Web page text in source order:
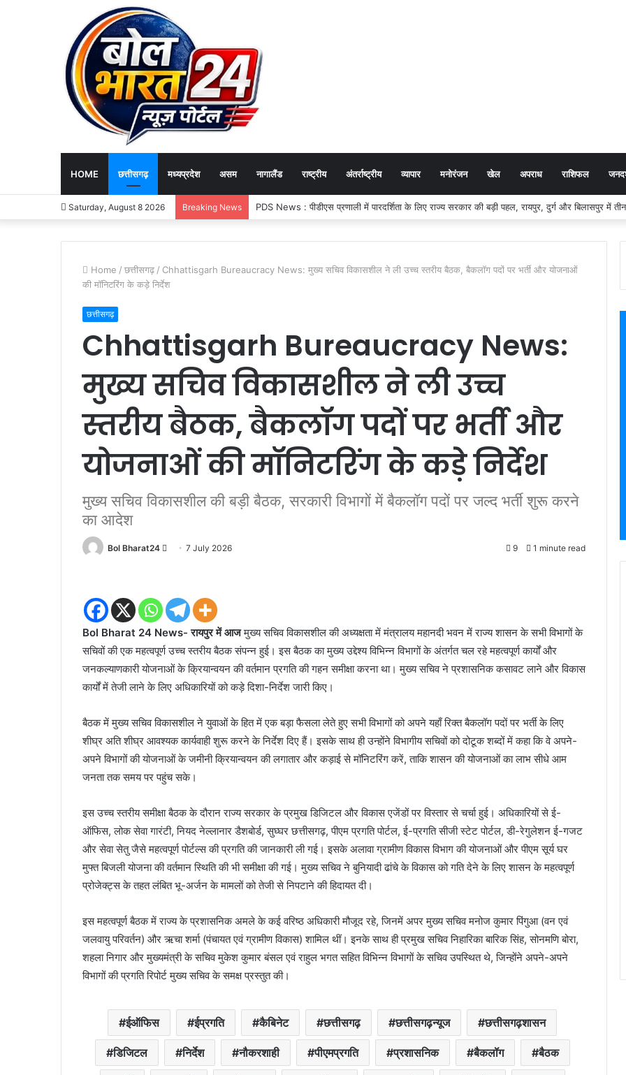
HOME छत्तीसगढ़ मध्यप्रदेश असम नागालैंड राष्ट्रीय अंतर्राष्ट्रीय व्यापार मनोरंजन खेल अपराध राशिफल
Saturday, August 8 2026 Breaking News PDS News : पीडीएस प्रणाली में पारदर्शिता के लिए राज्य सरकार की बड़ी पहल, रायपुर, दुर्ग और बिलासपुर में तीन
Home / छत्तीसगढ़ / Chhattisgarh Bureaucracy News: मुख्य सचिव विकासशील ने ली उच्च स्तरीय बैठक, बैकलॉग पदों पर भर्ती और योजनाओं
की मॉनिटरिंग के कड़े निर्देश
छत्तीसगढ़
Chhattisgarh Bureaucracy News:
मुख्य सचिव विकासशील ने ली उच्च
स्तरीय बैठक, बैकलॉग पदों पर भर्ती और
योजनाओं की मॉनिटरिंग के कड़े निर्देश
मुख्य सचिव विकासशील की बड़ी बैठक, सरकारी विभागों में बैकलॉग पदों पर जल्द भर्ती शुरू करने
का आदेश
Bol Bharat24
Send7 July 2026 9 1 minute read
Bol Bharat 24 News- रायपुर में आजमुख्य सचिव विकासशील की अध्यक्षता में मंत्रालय महानदी भवन में राज्य शासन के सभी विभागों के
सचिवों की एक महत्वपूर्ण उच्च स्तरीय बैठक संपन्न हुई। इस बैठक का मुख्य उद्देश्य विभिन्न विभागों के अंतर्गत चल रहे महत्वपूर्ण कार्यों और
जनकल्याणकारी योजनाओं के क्रियान्वयन की वर्तमान प्रगति की गहन समीक्षा करना था। मुख्य सचिव ने प्रशासनिक कसावट लाने और विकास
कार्यों में तेजी लाने के लिए अधिकारियों को कड़े दिशा-निर्देश जारी किए।
बैठक में मुख्य सचिव विकासशील ने युवाओं के हित में एक बड़ा फैसला लेते हुए सभी विभागों को अपने यहाँ रिक्त बैकलॉग पदों पर भर्ती के लिए
शीघ्र अति शीघ्र आवश्यक कार्यवाही शुरू करने के निर्देश दिए हैं। इसके साथ ही उन्होंने विभागीय सचिवों को दोटूक शब्दों में कहा कि वे अपने-
अपने विभागों की योजनाओं के जमीनी क्रियान्वयन की लगातार और कड़ाई से मॉनिटरिंग करें, ताकि शासन की योजनाओं का लाभ सीधे आम
जनता तक समय पर पहुंच सके।
इस उच्च स्तरीय समीक्षा बैठक के दौरान राज्य सरकार के प्रमुख डिजिटल और विकास एजेंडों पर विस्तार से चर्चा हुई। अधिकारियों से ई-
ऑफिस, लोक सेवा गारंटी, नियद नेल्लानार डैशबोर्ड, सुघ्घर छत्तीसगढ़, पीएम प्रगति पोर्टल, ई-प्रगति सीजी स्टेट पोर्टल, डी-रेगुलेशन ई-गजट
और सेवा सेतु जैसे महत्वपूर्ण पोर्टल्स की प्रगति की जानकारी ली गई। इसके अलावा ग्रामीण विकास विभाग की योजनाओं और पीएम सूर्य घर
मुफ्त बिजली योजना की वर्तमान स्थिति की भी समीक्षा की गई। मुख्य सचिव ने बुनियादी ढांचे के विकास को गति देने के लिए शासन के महत्वपूर्ण
प्रोजेक्ट्स के तहत लंबित भू-अर्जन के मामलों को तेजी से निपटाने की हिदायत दी।
इस महत्वपूर्ण बैठक में राज्य के प्रशासनिक अमले के कई वरिष्ठ अधिकारी मौजूद रहे, जिनमें अपर मुख्य सचिव मनोज कुमार पिंगुआ (वन एवं
जलवायु परिवर्तन) और ऋचा शर्मा (पंचायत एवं ग्रामीण विकास) शामिल थीं। इनके साथ ही प्रमुख सचिव निहारिका बारिक सिंह, सोनमणि बोरा,
शहला निगार और मुख्यमंत्री के सचिव मुकेश कुमार बंसल एवं राहुल भगत सहित विभिन्न विभागों के सचिव उपस्थित थे, जिन्होंने अपने-अपने
विभागों की प्रगति रिपोर्ट मुख्य सचिव के समक्ष प्रस्तुत की।
ईऑफिस ईप्रगति कैबिनेट छत्तीसगढ़ छत्तीसगढ़न्यूज छत्तीसगढ़शासन
डिजिटल निर्देश नौकरशाही पीएमप्रगति प्रशासनिक बैकलॉग बैठक